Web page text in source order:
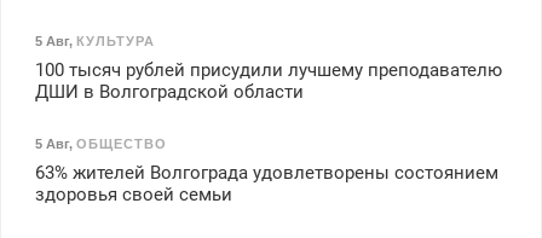
5 Авг, КУЛЬТУРА
100 тысяч рублей присудили лучшему преподавателю
ДШИ в Волгоградской области
5 Авг, ОБЩЕСТВО
63% жителей Волгограда удовлетворены состоянием
здоровья своей семьи